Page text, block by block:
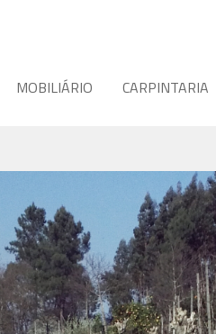
MOBILIÁRIO CARPINTARIA